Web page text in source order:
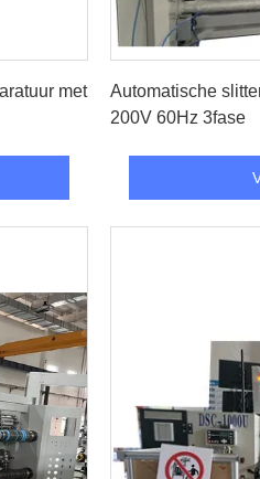
met
Automatische
200V 60Hz 3fase